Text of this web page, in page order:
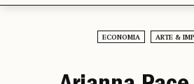
ECONOMIA ARTE &